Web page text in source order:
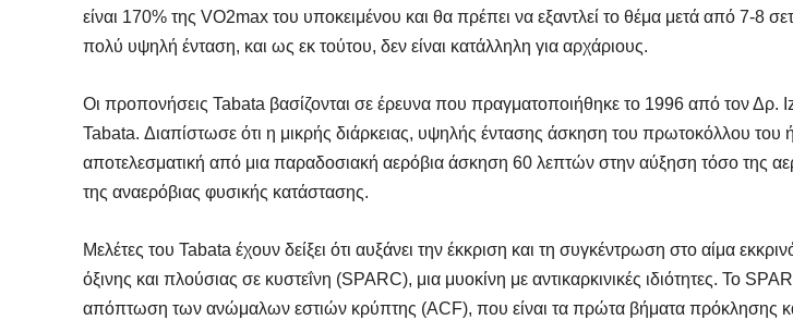
SELF FINDER
Γιατρό & Φυσικοθεραπευτή
SELF FINDER
Γιατρό & Φυσικοθεραπευτή
είναι 170% της VO2max του υποκειμένου και θα πρέπει να εξαντλεί το θέμα μετά από 7-8
πολύ υψηλή ένταση, και ως εκ τούτου, δεν είναι κατάλληλη για αρχάριους.
Οι προπονήσεις Tabata βασίζονται σε έρευνα που πραγματοποιήθηκε το 1996 από τον Δρ.
Tabata. Διαπίστωσε ότι η μικρής διάρκειας, υψηλής έντασης άσκηση του πρωτοκόλλου του
αποτελεσματική από μια παραδοσιακή αερόβια άσκηση 60 λεπτών στην αύξηση τόσο της
της αναερόβιας φυσικής κατάστασης.
Μελέτες του Tabata έχουν δείξει ότι αυξάνει την έκκριση και τη συγκέντρωση στο αίμα
όξινης και πλούσιας σε κυστεΐνη (SPARC), μια μυοκίνη με αντικαρκινικές ιδιότητες. Το
απόπτωση των ανώμαλων εστιών κρύπτης (ACF), που είναι τα πρώτα βήματα πρόκλησης